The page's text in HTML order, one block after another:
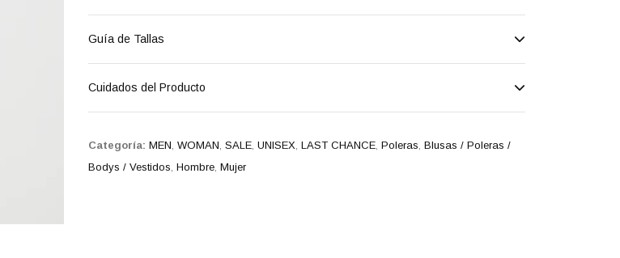
Guía de Tallas
Cuidados del Producto
Categoría: MEN WOMAN SALE UNISEX LAST CHANCE Poleras Blusas / Poleras /
Bodys / Vestidos Hombre Mujer